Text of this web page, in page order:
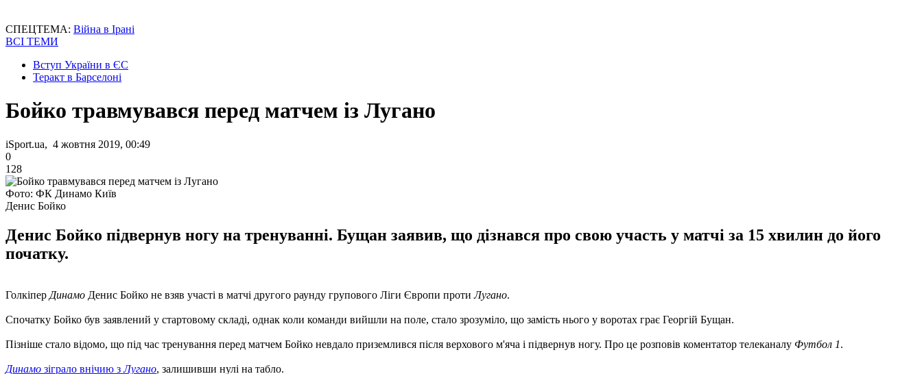
СПЕЦТЕМА: Війна в Ірані
ВСІ ТЕМИ
Вступ України в ЄС
Теракт в Барселоні
Бойко травмувався перед матчем із Лугано
iSport.ua, 4 жовтня 2019, 00:49
0
128
Фото: ФК Динамо Київ
Денис Бойко
Денис Бойко підвернув ногу на тренуванні. Бущан заявив, що дізнався про свою участь у матчі за 15 хвилин до його
початку.
Голкіпер Динамо Денис Бойко не взяв участі в матчі другого раунду групового Ліги Європи протиЛугано.
Спочатку Бойко був заявлений у стартовому складі, однак коли команди вийшли на поле, стало зрозуміло, що замість нього у воротах грає Георгій Бущан.
Пізніше стало відомо, що під час тренування перед матчем Бойко невдало приземлився після верхового м'яча і підвернув ногу. Про це розповів коментатор телеканалу Футбол 1.
Динамо зіграло внічию зЛугано, залишивши нулі на табло.